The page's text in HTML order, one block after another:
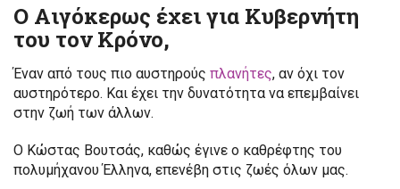
Ο Αιγόκερως έχει για Κυβερνήτη
του τον Κρόνο,
Έναν από τους πιο αυστηρούς πλανήτες, αν όχι τον
αυστηρότερο. Και έχει την δυνατότητα να επεμβαίνει
στην ζωή των άλλων.
Ο Κώστας Βουτσάς, καθώς έγινε ο καθρέφτης του
πολυμήχανου Έλληνα, επενέβη στις ζωές όλων μας.